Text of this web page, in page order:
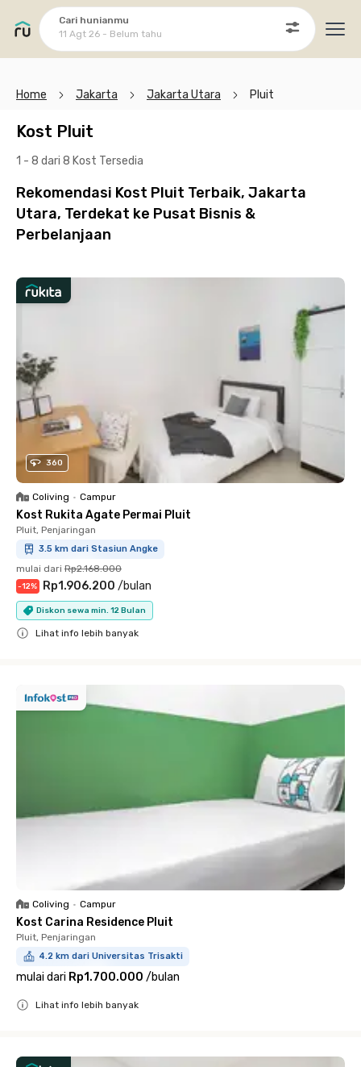
Cari hunianmu
11 Agt 26 - Belum tahu
Home Jakarta Jakarta Utara Pluit
Kost Pluit
1 - 8 dari 8 Kost Tersedia
Rekomendasi Kost Pluit Terbaik, Jakarta
Utara, Terdekat ke Pusat Bisnis &
Perbelanjaan
360
Coliving • Campur
Kost Rukita Agate Permai Pluit
Pluit, Penjaringan
3.5 km dari Stasiun Angke
mulai dari Rp2.168.000
-12% Rp1.906.200 /bulan
Diskon sewa min. 12 Bulan
Lihat info lebih banyak
Coliving • Campur
Kost Carina Residence Pluit
Pluit, Penjaringan
4.2 km dari Universitas Trisakti
mulai dari Rp1.700.000 /bulan
Lihat info lebih banyak